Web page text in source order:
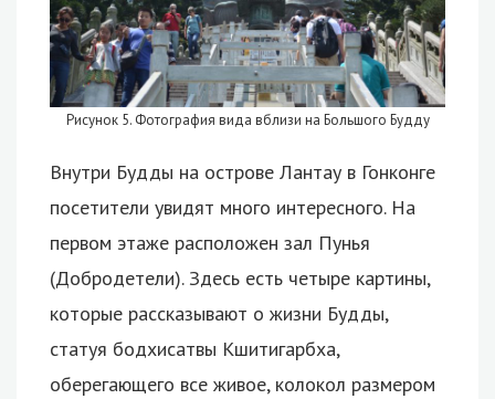
Рисунок 5. Фотография вида вблизи на Большого Будду
Внутри Будды на острове Лантау в Гонконге
посетители увидят много интересного. На
первом этаже расположен зал Пунья
(Добродетели). Здесь есть четыре картины,
которые рассказывают о жизни Будды,
статуя бодхисатвы Кшитигарбха,
оберегающего все живое, колокол размером